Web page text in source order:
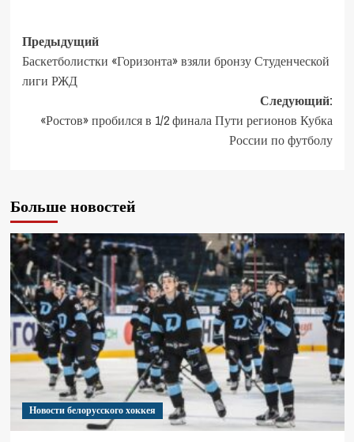
Предыдущий
Баскетболистки «Горизонта» взяли бронзу Студенческой
лиги РЖД
Следующий:
«Ростов» пробился в 1/2 финала Пути регионов Кубка
России по футболу
Больше новостей
Новости белорусского хоккея